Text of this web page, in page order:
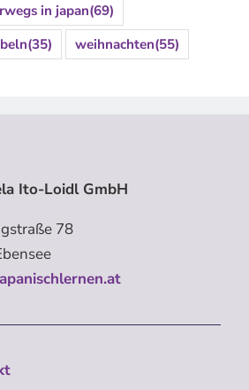
in japan(69)
(35) weihnachten(55)
Ito-Loidl GmbH
78